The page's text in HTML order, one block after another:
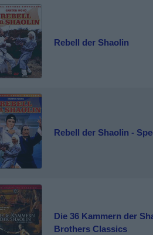
Rebell der Shaolin
Rebell der Shaolin -
Die 36 Kammern der
Brothers Classics